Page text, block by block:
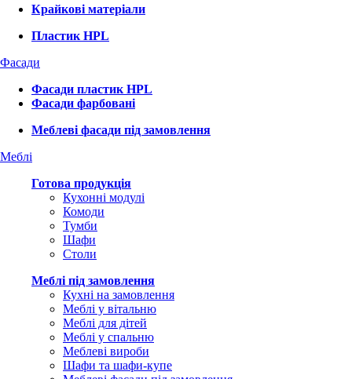
Крайкові матеріали
Пластик HPL
Фасади
Фасади пластик HPL
Фасади фарбовані
Меблеві фасади під замовлення
Меблі
Готова продукція
Кухонні модулі
Комоди
Тумби
Шафи
Столи
Меблі під замовлення
Кухні на замовлення
Меблі у вітальню
Меблі для дітей
Меблі у спальню
Меблеві вироби
Шафи та шафи-купе